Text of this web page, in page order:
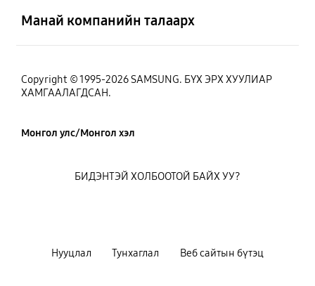
Манай компанийн талаарх
Copyright © 1995-2026 SAMSUNG. БҮХ ЭРХ ХУУЛИАР
ХАМГААЛАГДСАН.
Монгол улс/Монгол хэл
Нууцлал Тунхаглал Веб сайтын бүтэц
БИДЭНТЭЙ ХОЛБООТОЙ БАЙХ УУ?